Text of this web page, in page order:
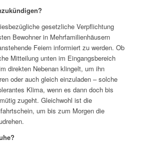
gesetzliche Verpflichtung
Bewohner in Mehrfamilienhäusern
Feiern informiert zu werden. Ob
Mitteilung unten im Eingangsbereich
direkten Nebenan klingelt, um ihn
oder auch gleich einzuladen – solche
Klima, wenn es dann doch bis
zugeht. Gleichwohl ist die
um bis zum Morgen die